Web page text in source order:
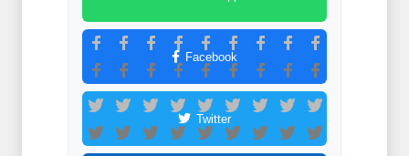
Facebook
Twitter